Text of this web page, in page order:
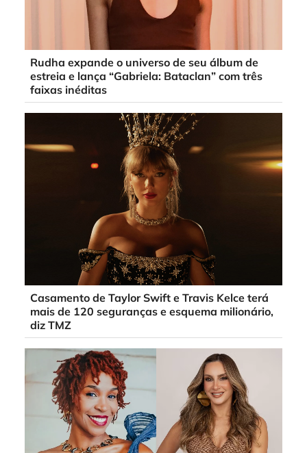
Rudha expande o universo de seu álbum de
estreia e lança “Gabriela: Bataclan” com três
faixas inéditas
Casamento de Taylor Swift e Travis Kelce terá
mais de 120 seguranças e esquema milionário,
diz TMZ